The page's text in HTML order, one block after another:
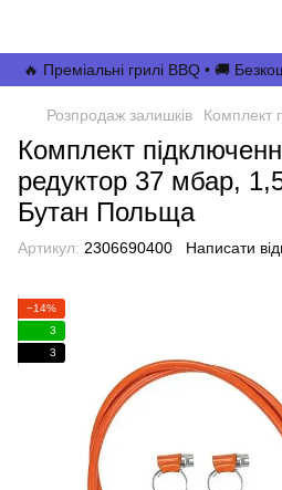
🔥 Преміальні грилі BBQ • 🚚
Розпродаж залишків Комплект
Комплект
редуктор 37 мбар,
Бутан Польща
Артикул: 2306690400 Написати
−14%
3
3